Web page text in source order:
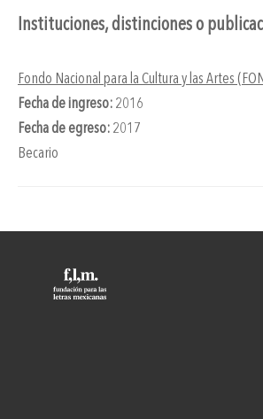
Instituciones, distinciones o
Fondo Nacional para la Cultura y las Artes
Fecha de ingreso: 2016
Fecha de egreso: 2017
Becario